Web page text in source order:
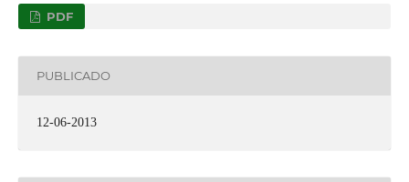
PDF
PUBLICADO
12-06-2013